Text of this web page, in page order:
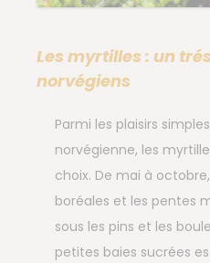
Les myrtilles : un
norvégiens
Parmi les plaisirs
norvégienne, les
choix. De mai à
boréales et les pentes
sous les pins et les
petites baies sucrées